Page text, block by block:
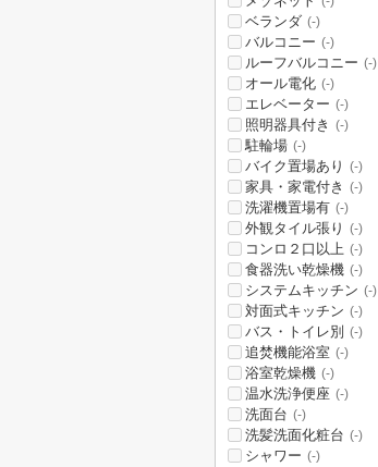
ベランダ (-)
バルコニー (-)
ルーフバルコニー (-)
オール電化 (-)
エレベーター (-)
照明器具付き (-)
駐輪場 (-)
バイク置場あり (-)
家具・家電付き (-)
洗濯機置場有 (-)
外観タイル張り (-)
コンロ２口以上 (-)
食器洗い乾燥機 (-)
システムキッチン (-)
対面式キッチン (-)
バス・トイレ別 (-)
追焚機能浴室 (-)
浴室乾燥機 (-)
温水洗浄便座 (-)
洗面台 (-)
洗髪洗面化粧台 (-)
シャワー (-)